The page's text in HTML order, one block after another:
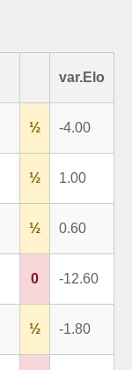
var.Elo
½ -4.00
½ 1.00
½ 0.60
0 -12.60
½ -1.80